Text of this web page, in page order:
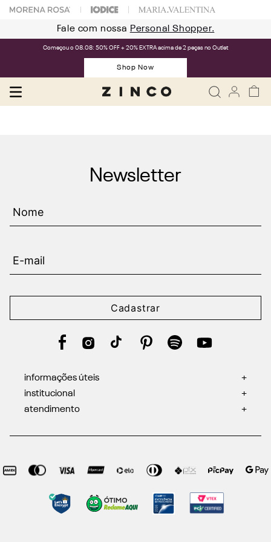
Fale com nossa Personal Shopper.
Começou o 08.08: 50% OFF + 20% EXTRA acima de 2 peças no Outlet
Shop Now
Newsletter
Cadastrar
informações úteis
+
institucional
+
atendimento
+